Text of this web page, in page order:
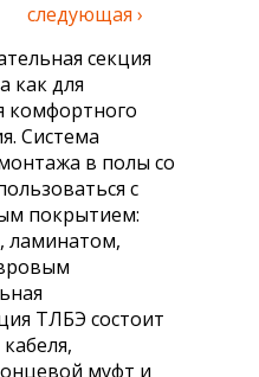
следующая ›
секция
как для
комфортного
Система
в полы со
с
покрытием:
ламинатом,
ТЛБЭ состоит
муфт и